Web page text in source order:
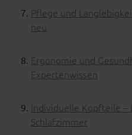
Pflege und
neu
Ergonomie und
Expertenwissen
Individuelle Kopfteile
Schlafzimmer